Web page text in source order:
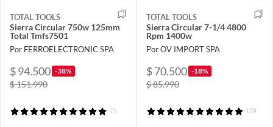
TOTAL TOOLS
Sierra Circular 750w 125mm
Total Tmfs7501
Por FERROELECTRONIC SPA
$ 94.500 -38%
$ 151.990
(1)
TOTAL TOOLS
Sierra Circular 7-1/4 4800
Rpm 1400w
Por OV IMPORT SPA
$ 70.500 -18%
$ 85.990
(10)